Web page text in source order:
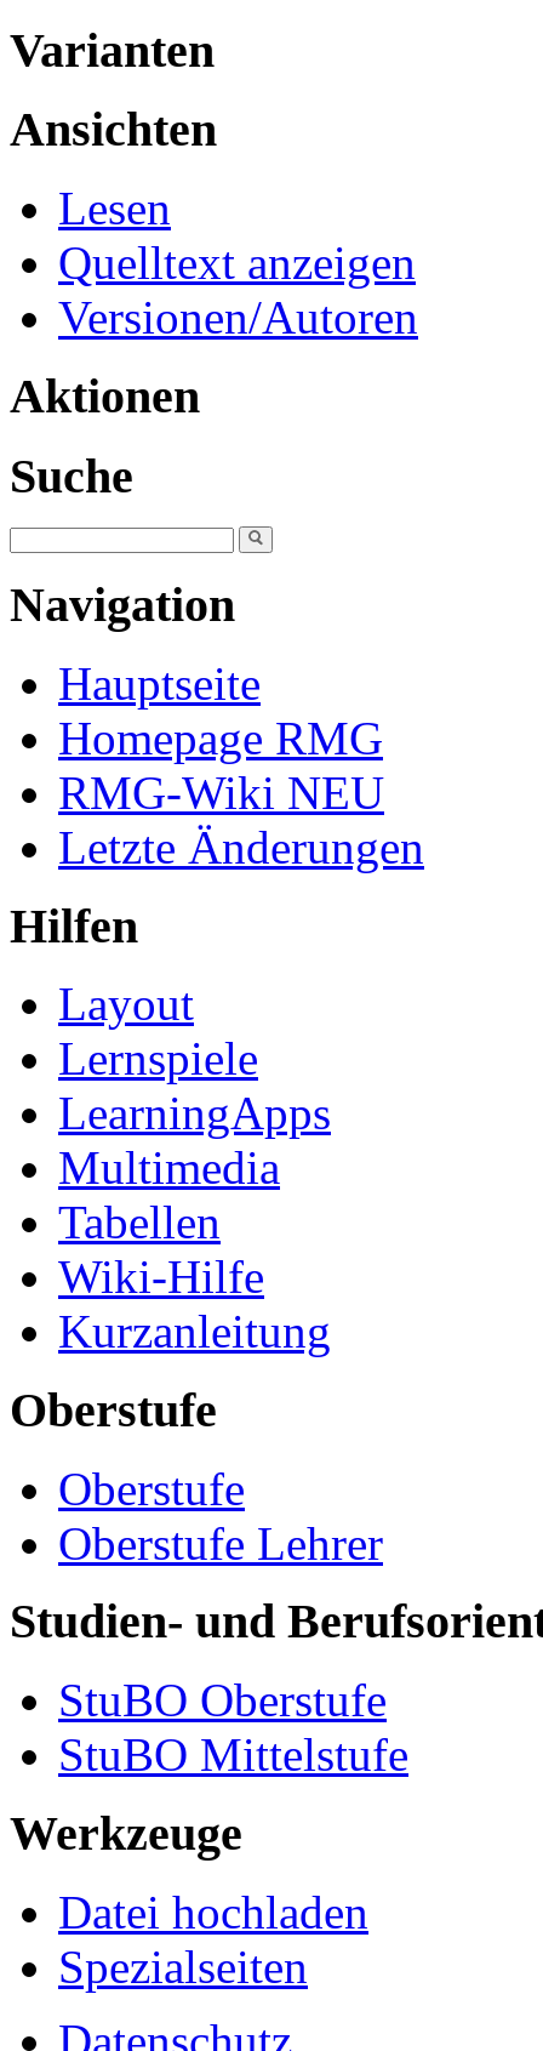
Varianten
Ansichten
Lesen
Quelltext anzeigen
Versionen/Autoren
Aktionen
Suche
Navigation
Hauptseite
Homepage RMG
RMG-Wiki NEU
Letzte Änderungen
Hilfen
Layout
Lernspiele
LearningApps
Multimedia
Tabellen
Wiki-Hilfe
Kurzanleitung
Oberstufe
Oberstufe
Oberstufe Lehrer
Studien- und
StuBO Oberstufe
StuBO Mittelstufe
Werkzeuge
Datei hochladen
Spezialseiten
Datenschutz